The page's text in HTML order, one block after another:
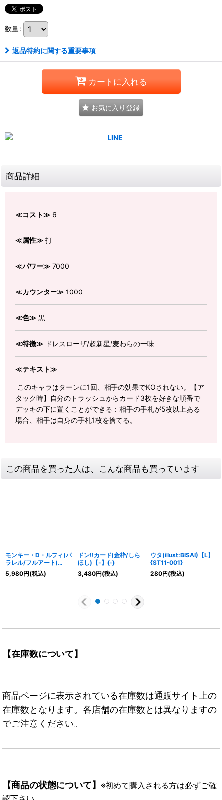
数量:
返品特約に関する重要事項
カートに入れる
お気に入り登録
商品詳細
≪コスト≫ 6
≪属性≫ 打
≪パワー≫ 7000
≪カウンター≫ 1000
≪色≫ 黒
≪特徴≫ ドレスローザ/超新星/麦わらの一味
≪テキスト≫
このキャラはターンに1回、相手の効果でKOされない。【ア
タック時】自分のトラッシュからカード3枚を好きな順番で
デッキの下に置くことができる：相手の手札が5枚以上ある
場合、相手は自身の手札1枚を捨てる。
この商品を買った人は、こんな商品も買っています
モンキー・D・ルフィ(パ
ラレル/フルアート)
【SR/P】{ST21-014}
5,980円(税込)
ドン!!カード(金枠/しら
ほし)【-】{-}
3,480円(税込)
ウタ(illust:BISAI)【L】
{ST11-001}
280円(税込)
【在庫数について】
商品ページに表示されている在庫数は通販サイト上の
在庫数となります。各店舗の在庫数とは異なりますの
でご注意ください。
【商品の状態について】 ※初めて購入される方は必ずご確
認下さい。